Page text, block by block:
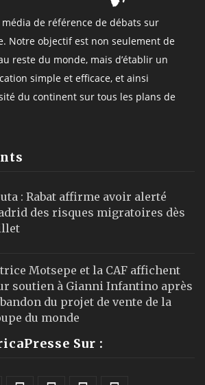
de référence de débats sur
Notre objectif est non seulement de
reste du monde, mais d’établir un
simple et efficace, et ainsi
du continent sur tous les plans de
: Rabat affirme avoir alerté
des risques migratoires dès
Motsepe et la CAF affichent
soutien à Gianni Infantino après
du projet de vente de la
du monde
Sur :